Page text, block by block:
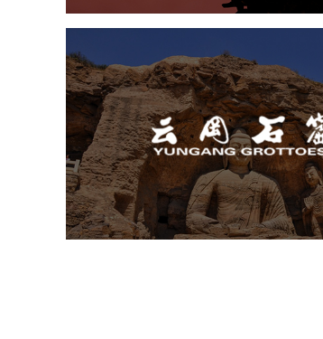
云冈石窟
旅游休闲 景区网站建设 品牌官网
景区